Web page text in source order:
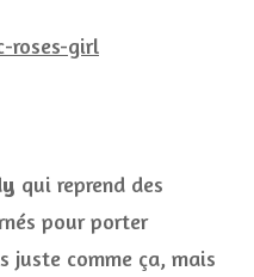
qui reprend des
pour porter
juste comme ça, mais